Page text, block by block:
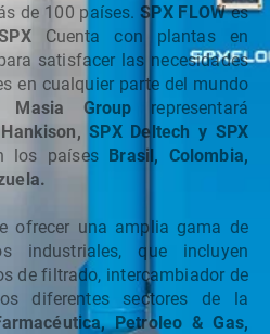
de 100 países.SPX FLOWes
Cuenta con plantas en
satisfacer las necesidades
en cualquier parte del mundo
Masia Group representará
SPX Deltech y SPX
los países Brasil, Colombia,
ofrecer una amplia gama de
industriales, que incluyen
de filtrado, intercambiador de
diferentes sectores de la
Petroleo & Gas,